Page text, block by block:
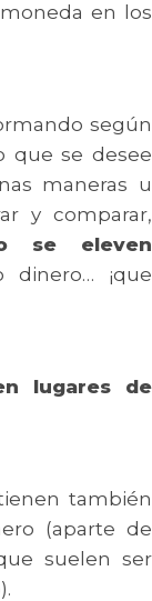
en los
según
que se desee
maneras u
y comparar,
se eleven
¡que
lugares de
también
(aparte de
suelen ser